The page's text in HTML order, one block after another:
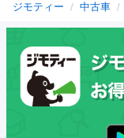
ジモティー 中古車